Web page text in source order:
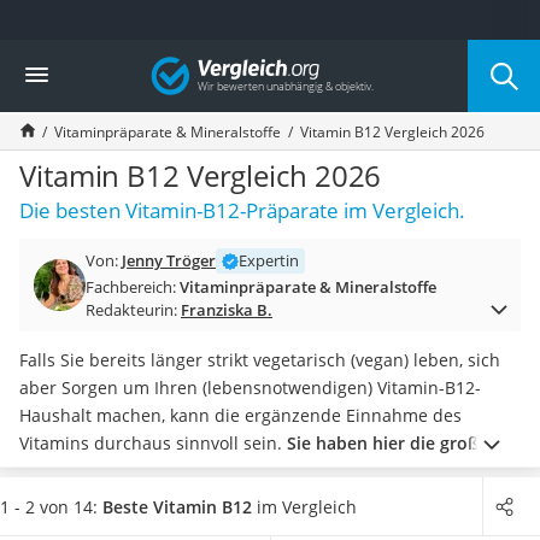
Die beliebtesten Vergleiche nach Kategorie
Drogerie
Inhalator
Haarschneider
Rollator
Braun Rasierer
Katzenklappe (Chip)
Masturbator
Massagepistole
Reisehaartrockner
Eiweißpulver
Magnesiumpräparat
Katzenklappe
Nackenmassagegerät
Zeckenschutz Katze
Vergleich
Vitaminpräparate & Mineralstoffe Vitamin B12 Vergleich 2026
Vitamin B12 Vergleich 2026
Die besten Vitamin-B12-Präparate im Vergleich.
Von: Jenny Tröger
Expertin
Fachbereich:Vitaminpräparate & Mineralstoffe
Redakteurin: Franziska B.
Falls Sie bereits länger strikt vegetarisch (vegan) leben, sich
aber Sorgen um Ihren (lebensnotwendigen) Vitamin-B12-
Haushalt machen, kann die ergänzende Einnahme des
Vitamins durchaus sinnvoll sein. Sie haben hier die große
Auswahl, denn Vitamin B12 ist nicht nur in Kapseln und
Tabletten enthalten, sondern kann auch durch Kaugummis,
1 - 2 von 14: Beste Vitamin B12 im Vergleich